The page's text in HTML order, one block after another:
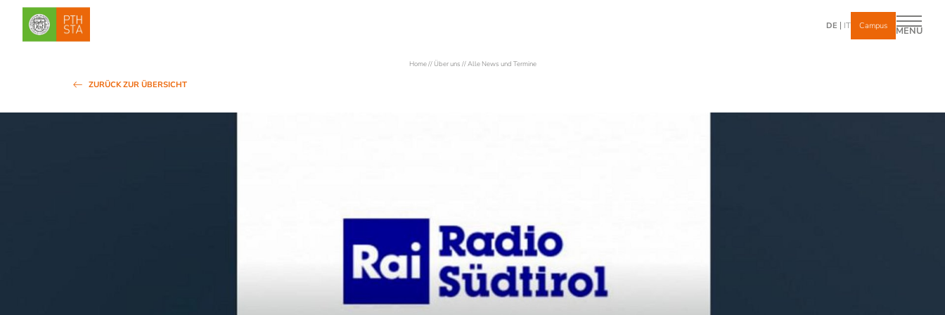
DE IT Campus MENÜ
Home// Über uns //Alle News und Termine
ZURÜCK ZUR ÜBERSICHT